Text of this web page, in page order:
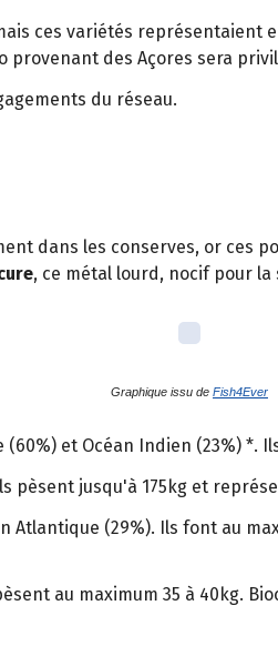
ces variétés représentaient
provenant des Açores sera
du réseau.
dans les conserves, or
, ce métal lourd, nocif pour la
Graphique issu de Fish4Ever
et Océan Indien (23%)
pèsent jusqu'à 175kg et
Atlantique (29%). Ils font au
au maximum 35 à 40kg.